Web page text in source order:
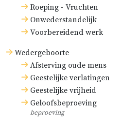
Roeping - Vruchten
Onwederstandelijk
Voorbereidend werk
Wedergeboorte
Afsterving oude mens
Geestelijke verlatingen
Geestelijke vrijheid
Geloofsbeproeving
beproeving